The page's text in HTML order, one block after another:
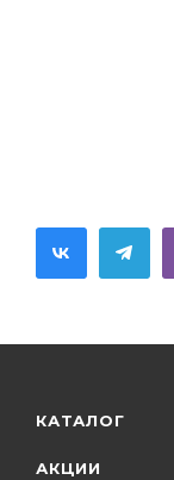
КАТАЛОГ
АКЦИИ